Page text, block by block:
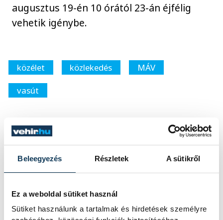
Beleegyezés Részletek A sütikről
Ez a weboldal sütiket használ
Sütiket használunk a tartalmak és hirdetések személyre
augusztus 19-én 10 órától 23-án éjfélig
vehetik igénybe.
közélet közlekedés
MÁV
vasút
vehir.hu